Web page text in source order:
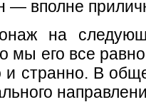
— вполне
на
мы его все
и странно. В